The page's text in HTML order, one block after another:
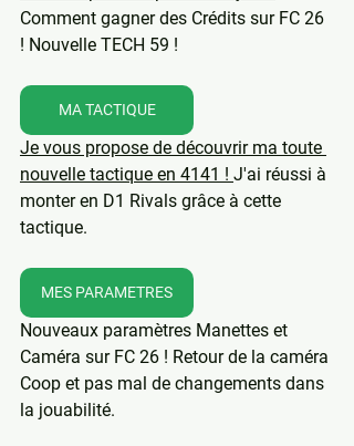
Comment gagner des Crédits sur FC 26
! Nouvelle TECH 59 !
MA TACTIQUE
Je vous propose de découvrir ma toute
nouvelle tactique en 4141 ! J'ai réussi à
monter en D1 Rivals grâce à cette
tactique.
MES PARAMETRES
Nouveaux paramètres Manettes et
Caméra sur FC 26 ! Retour de la caméra
Coop et pas mal de changements dans
la jouabilité.